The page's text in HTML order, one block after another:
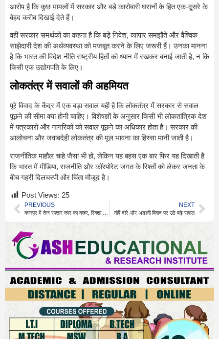
आरोप है कि कुछ मामलों में सरकार और बड़े कारोबारी घरानों के हित एक-दूसरे के
बेहद करीब दिखाई देते हैं।
वहीं सरकार समर्थकों का कहना है कि बड़े निवेश, व्यापार समझौते और वैश्विक
साझेदारी देश की अर्थव्यवस्था को मजबूत करने के लिए जरूरी हैं। उनका मानना
है कि भारत की विदेश नीति राष्ट्रीय हितों को ध्यान में रखकर बनाई जाती है, न कि
किसी एक उद्योगपति के लिए।
लोकतंत्र में सवालों की अहमियत
पूरे विवाद के केंद्र में एक बड़ा सवाल यही है कि लोकतंत्र में सरकार से सवाल
पूछने की सीमा क्या होनी चाहिए। विशेषज्ञों के अनुसार किसी भी लोकतांत्रिक देश
में पत्रकारों और नागरिकों को सवाल पूछने का अधिकार होता है। सरकार की
आलोचना और जवाबदेही लोकतंत्र की मूल भावना का हिस्सा मानी जाती है।
राजनीतिक माहौल चाहे जैसा भी हो, लेकिन यह बहस एक बार फिर यह दिखाती है
कि भारत में मीडिया, राजनीति और कॉरपोरेट जगत के रिश्तों को लेकर जनता के
बीच गहरी दिलचस्पी और चिंता मौजूद है।
Post Views: 25
PREVIOUS NEXT
नॉर्वे दौरे और अडानी विवाद पर उठे बड़े सवाल